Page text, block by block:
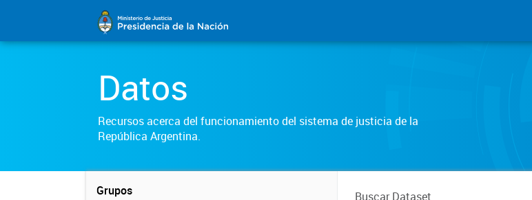
Datos
Recursos acerca del funcionamiento del sistema de justicia de la
República Argentina.
Grupos